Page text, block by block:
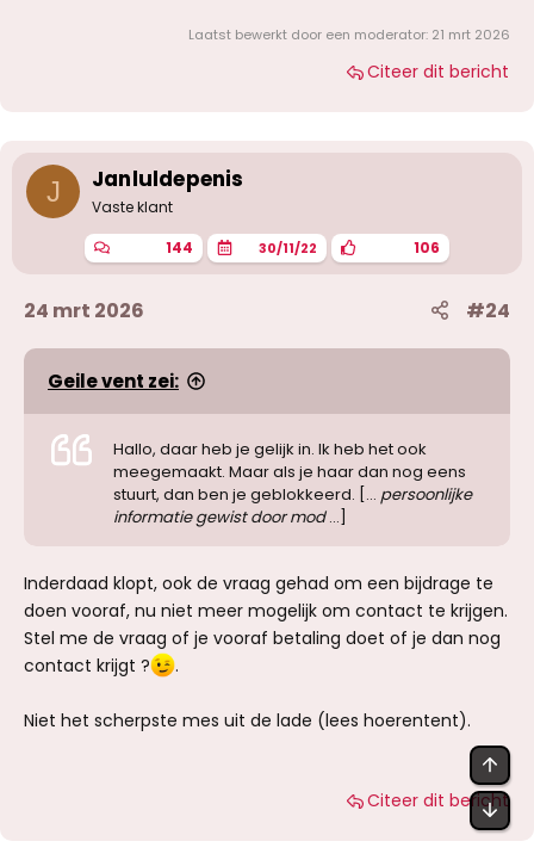
Laatst bewerkt door een moderator: 21 mrt 2026
Citeer dit bericht
J Janluldepenis
Vaste klant
144 30/11/22 106
24 mrt 2026 #24
Geile vent zei:
Hallo, daar heb je gelijk in. Ik heb het ook
meegemaakt. Maar als je haar dan nog eens
stuurt, dan ben je geblokkeerd. [... persoonlijke
informatie gewist door mod...]
Inderdaad klopt, ook de vraag gehad om een bijdrage te
doen vooraf, nu niet meer mogelijk om contact te krijgen.
Stel me de vraag of je vooraf betaling doet of je dan nog
contact krijgt ?
.
Niet het scherpste mes uit de lade (lees hoerentent).
Citeer dit bericht